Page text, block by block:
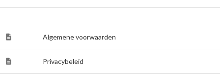
Algemene voorwaarden
Privacybeleid